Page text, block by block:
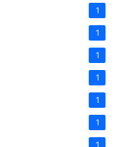
1
1
1
1
1
1
1